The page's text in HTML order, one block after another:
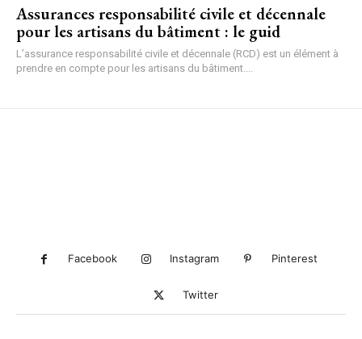
Assurances responsabilité civile et décennale
pour les artisans du bâtiment : le guid
L’assurance responsabilité civile et décennale (RCD) est un élément à
prendre en compte pour les artisans du bâtiment....
Facebook Instagram Pinterest
Twitter